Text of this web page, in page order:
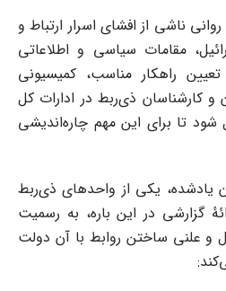
ناشی از افشای اسرار ارتباط و
مقامات سیاسی و اطلاعاتی
راهکار مناسب، کمیسیونی
و کارشناسان ذی‌ربط در ادارات کل
تا برای این مهم چاره‌اندیشی
یادشده، یکی از واحدهای ذی‌ربط
گزارشی در این باره، به رسمیت
و علنی ساختن روابط با آن دولت